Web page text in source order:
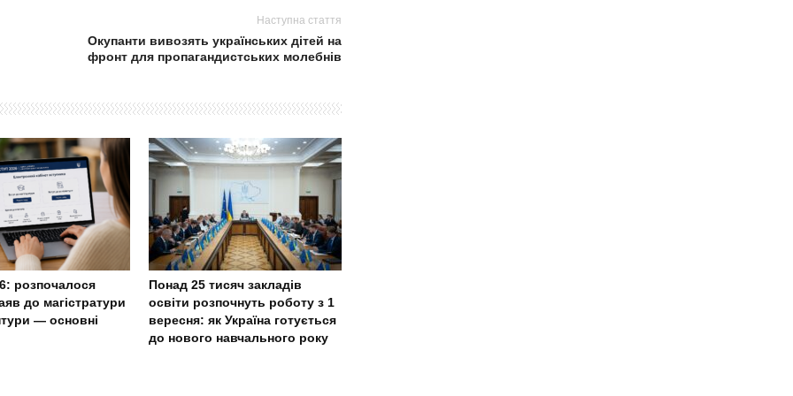
Наступна стаття
Окупанти вивозять українських дітей на
фронт для пропагандистських молебнів
розпочалося
до магістратури
— основні
Понад 25 тисяч закладів
освіти розпочнуть роботу з 1
вересня: як Україна готується
до нового навчального року